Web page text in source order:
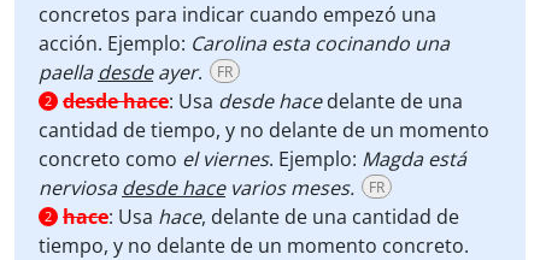
concretos para indicar cuando empezó una
acción. Ejemplo: Carolina esta cocinando una
paelladesdeayer. FR
2 desde hace: Usa desde hacedelante de una
cantidad de tiempo, y no delante de un momento
concreto como el viernes. Ejemplo: Magda está
nerviosadesde hacevarios meses. FR
2 hace: Usa hace, delante de una cantidad de
tiempo, y no delante de un momento concreto.